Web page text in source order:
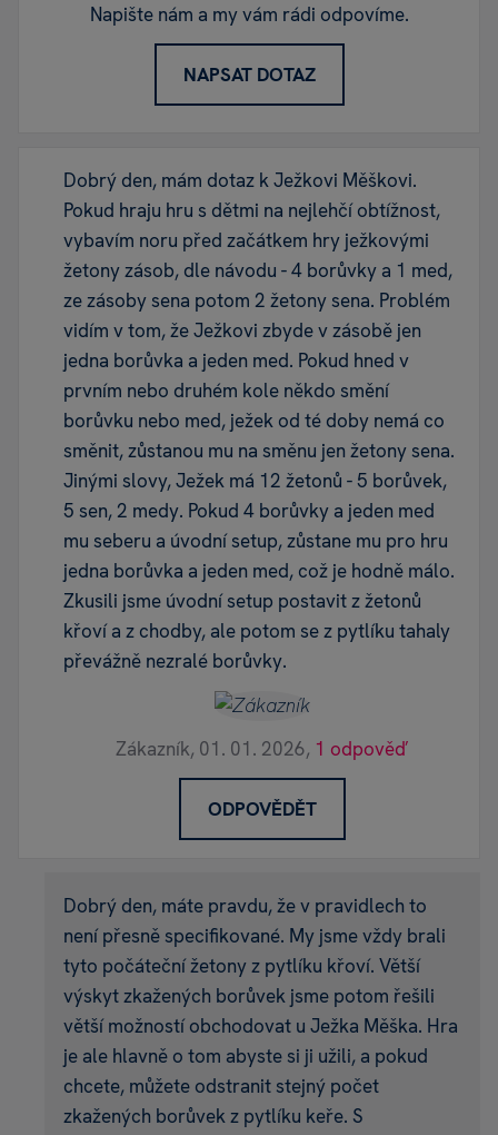
Napište nám a my vám rádi odpovíme.
NAPSAT DOTAZ
Dobrý den, mám dotaz k Ježkovi Měškovi.
Pokud hraju hru s dětmi na nejlehčí obtížnost,
vybavím noru před začátkem hry ježkovými
žetony zásob, dle návodu - 4 borůvky a 1 med,
ze zásoby sena potom 2 žetony sena. Problém
vidím v tom, že Ježkovi zbyde v zásobě jen
jedna borůvka a jeden med. Pokud hned v
prvním nebo druhém kole někdo smění
borůvku nebo med, ježek od té doby nemá co
směnit, zůstanou mu na směnu jen žetony sena.
Jinými slovy, Ježek má 12 žetonů - 5 borůvek,
5 sen, 2 medy. Pokud 4 borůvky a jeden med
mu seberu a úvodní setup, zůstane mu pro hru
jedna borůvka a jeden med, což je hodně málo.
Zkusili jsme úvodní setup postavit z žetonů
křoví a z chodby, ale potom se z pytlíku tahaly
převážně nezralé borůvky.
Zákazník, 01. 01. 2026, 1 odpověď
ODPOVĚDĚT
Dobrý den, máte pravdu, že v pravidlech to
není přesně specifikované. My jsme vždy brali
tyto počáteční žetony z pytlíku křoví. Větší
výskyt zkažených borůvek jsme potom řešili
větší možností obchodovat u Ježka Měška. Hra
je ale hlavně o tom abyste si ji užili, a pokud
chcete, můžete odstranit stejný počet
zkažených borůvek z pytlíku keře. S